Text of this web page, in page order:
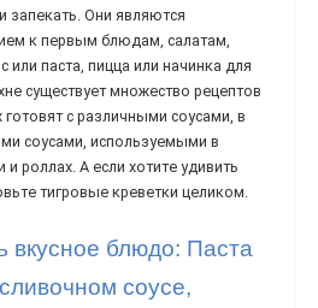
запекать. Они являются
к первым блюдам, салатам,
или паста, пицца или начинка для
существует множество рецептов
с различными соусами, в
соусами, используемыми в
роллах. А если хотите удивить
тигровые креветки целиком.
вкусное блюдо: Паста
соусе,